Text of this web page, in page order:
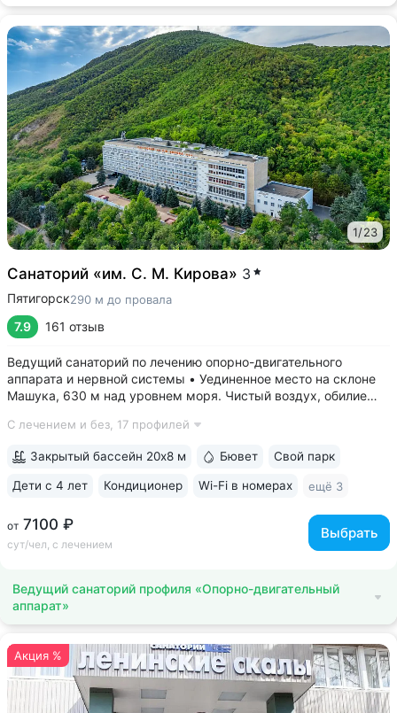
1/23
Санаторий «им. С. М. Кирова» 3
Пятигорск290 м до провала
7.9 161 отзыв
Ведущий санаторий по лечению опорно-двигательного
аппарата и нервной системы • Уединенное место на склоне
Машука, 630 м над уровнем моря. Чистый воздух, обилие
«Бесстыжие ванны», бювета источника № 24. Прямой выход
С лечением и без, 17 профилей
от 7100 ₽
сут/чел, с лечением
Выбрать
Закрытый бассейн 20х8 м Бювет Свой парк
Дети с 4 лет Кондиционер Wi-Fi в номерах ещё 3
Ведущий санаторий профиля «Опорно-двигательный
аппарат»
Акция %